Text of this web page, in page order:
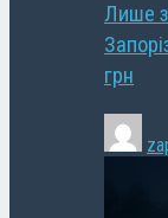
Лише
грн